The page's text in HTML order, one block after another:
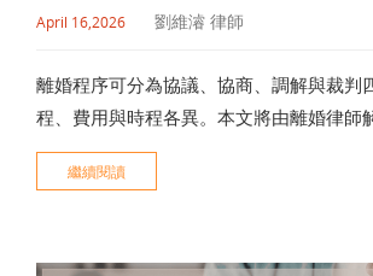
April 16,2026 劉維濬 律師
離婚程序可分為協議、協商、調解與裁判
程、費用與時程各異。本文將由離婚律師
文件準備、監護權與財產分配等重點，助
全流程繼續閱讀